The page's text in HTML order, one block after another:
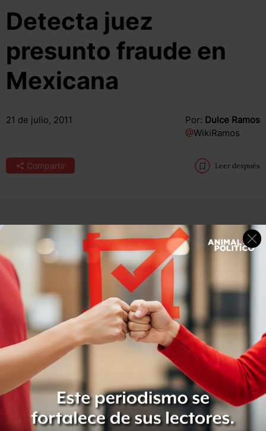
Detecta juez
presunto fraude en
Mexicana
21 de julio, 2011 Por: Dulce Ramos
@WikiRamos
Compartir Leer después
publica que un juez federal resolvió ayer que hay
evidencias de que se cometió fraude contra los
acreedores de Mexicana de Aviación, empresa que,
según fuentes allegadas al caso, está en riesgo de ser
declarada en quiebra.
El diario señala que Consuelo Soto, juez encargado del
concurso mercantil de la aerolínea, determinó que el
primer indicio de fraude fue la venta de los dos edificios
de la empresa en la Colonia del Valle, el 6 de febrero de
2006, a un valor menor al catastral.
Reforma.